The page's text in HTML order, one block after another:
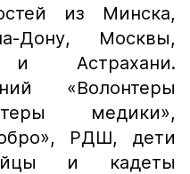
из Минска,
Дону, Москвы,
и Астрахани.
«Волонтеры
медики»,
РДШ, дети
и кадеты